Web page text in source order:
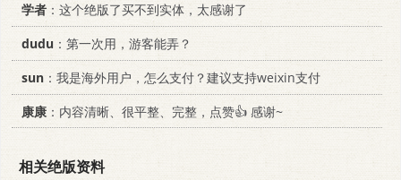
学者 ：这个绝版了买不到实体，太感谢了
dudu ：第一次用，游客能弄？
sun ：我是海外用户，怎么支付？建议支持weixin支付
康康 ：内容清晰、很平整、完整，点赞👍 感谢~
相关绝版资料